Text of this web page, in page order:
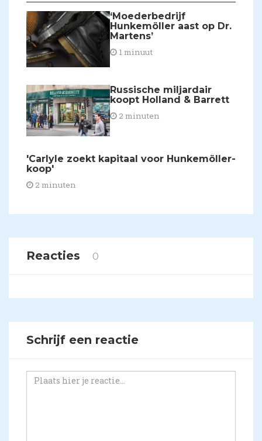
‘Moederbedrijf
Hunkemöller aast op Dr.
Martens’
1 minuut
Russische miljardair
koopt Holland & Barrett
2 minuten
'Carlyle zoekt kapitaal voor Hunkemöller-
koop'
2 minuten
Reacties 0
Schrijf een reactie